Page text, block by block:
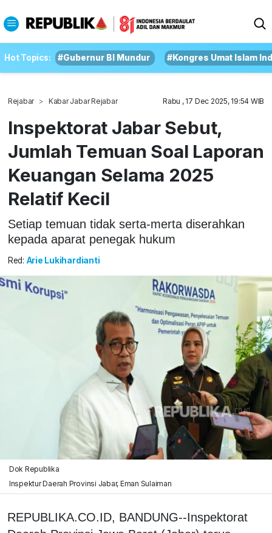
Hot Topics: #Gubernur BI Mundur #Kongres Umat Islam
Rejabar Kabar Jabar Rejabar Rabu , 17 Dec 2025, 19:54 WIB
Inspektorat Jabar Sebut,
Jumlah Temuan Soal Laporan
Keuangan Selama 2025
Relatif Kecil
Setiap temuan tidak serta-merta diserahkan
kepada aparat penegak hukum
Red: Arie Lukihardianti
Dok Republika
Inspektur Daerah Provinsi Jabar, Eman Sulaiman
REPUBLIKA.CO.ID, BANDUNG--Inspektorat